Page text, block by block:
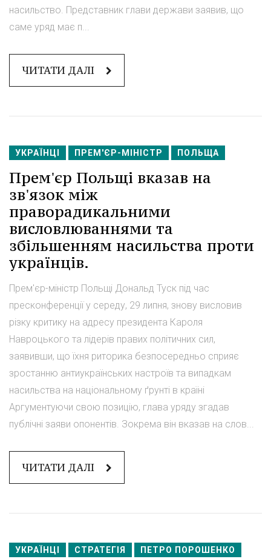
насильство. Представник глави держави заявив, що
саме уряд має п...
ЧИТАТИ ДАЛІ
УКРАЇНЦІ ПРЕМ'ЄР-МІНІСТР ПОЛЬЩА
Прем'єр Польщі вказав на
зв'язок між
праворадикальними
висловлюваннями та
збільшенням насильства проти
українців.
Прем'єр-міністр Польщі Дональд Туск під час
пресконференції у середу, 29 липня, знову висловив
різку критику на адресу президента Кароля
Навроцького та лідерів правих політичних сил,
заявивши, що їхня риторика безпосередньо сприяє
зростанню антиукраїнських настроїв та випадкам
насильства на національному ґрунті в країні
Аргументуючи свою позицію, глава уряду згадав
публічні заяви опонентів. Зокрема він вказав на слов...
ЧИТАТИ ДАЛІ
УКРАЇНЦІ СТРАТЕГІЯ ПЕТРО ПОРОШЕНКО